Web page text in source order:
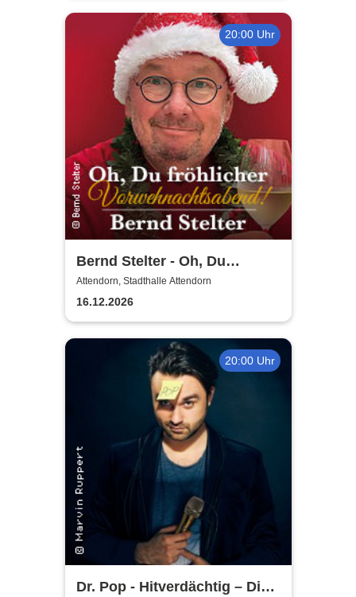
20:00 Uhr
Bernd Stelter - Oh, Du
fröhlicher
Vorweihnachtsabend! 2026
Attendorn, Stadthalle Attendorn
16.12.2026
20:00 Uhr
Dr. Pop - Hitverdächtig – Die